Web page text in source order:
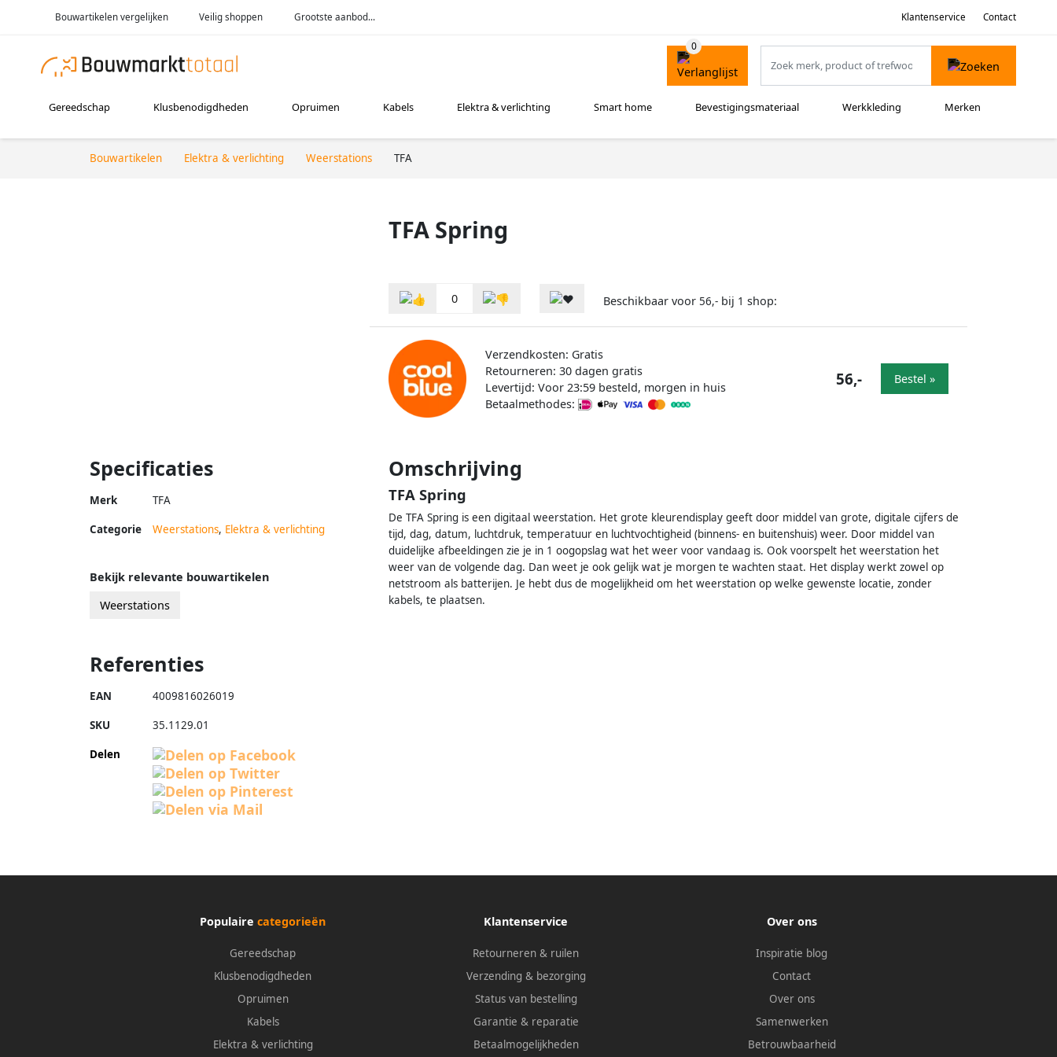
Bouwartikelen vergelijken Veilig shoppen Grootste aanbod... Klantenservice Contact
Gereedschap Klusbenodigdheden Opruimen Kabels Elektra & verlichting Smart home Bevestigingsmateriaal Werkkleding Merken
Bouwartikelen Elektra & verlichting Weerstations TFA
TFA Spring
0 Beschikbaar voor 56,- bij 1 shop:
Verzendkosten: Gratis
Retourneren: 30 dagen gratis
Levertijd: Voor 23:59 besteld, morgen in huis
Betaalmethodes:
56,- Bestel »
Specificaties
Merk TFA
Categorie Weerstations, Elektra & verlichting
Omschrijving
TFA Spring
De TFA Spring is een digitaal weerstation. Het grote kleurendisplay geeft door middel van grote, digitale cijfers de
tijd, dag, datum, luchtdruk, temperatuur en luchtvochtigheid (binnens- en buitenshuis) weer. Door middel van
duidelijke afbeeldingen zie je in 1 oogopslag wat het weer voor vandaag is. Ook voorspelt het weerstation het
weer van de volgende dag. Dan weet je ook gelijk wat je morgen te wachten staat. Het display werkt zowel op
netstroom als batterijen. Je hebt dus de mogelijkheid om het weerstation op welke gewenste locatie, zonder
kabels, te plaatsen.
Bekijk relevante bouwartikelen
Weerstations
Referenties
EAN 4009816026019
SKU 35.1129.01
Delen
Populaire categorieën
Gereedschap
Klusbenodigdheden
Opruimen
Kabels
Elektra & verlichting
Klantenservice
Retourneren & ruilen
Verzending & bezorging
Status van bestelling
Garantie & reparatie
Betaalmogelijkheden
Over ons
Inspiratie blog
Contact
Over ons
Samenwerken
Betrouwbaarheid